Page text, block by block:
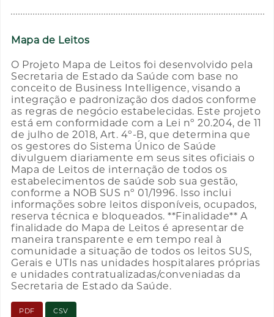
Mapa de Leitos
O Projeto Mapa de Leitos foi desenvolvido pela
Secretaria de Estado da Saúde com base no
conceito de Business Intelligence, visando a
integração e padronização dos dados conforme
as regras de negócio estabelecidas. Este projeto
está em conformidade com a Lei nº 20.204, de 11
de julho de 2018, Art. 4º-B, que determina que
os gestores do Sistema Único de Saúde
divulguem diariamente em seus sites oficiais o
Mapa de Leitos de internação de todos os
estabelecimentos de saúde sob sua gestão,
conforme a NOB SUS nº 01/1996. Isso inclui
informações sobre leitos disponíveis, ocupados,
reserva técnica e bloqueados. **Finalidade** A
finalidade do Mapa de Leitos é apresentar de
maneira transparente e em tempo real à
comunidade a situação de todos os leitos SUS,
Gerais e UTIs nas unidades hospitalares próprias
e unidades contratualizadas/conveniadas da
Secretaria de Estado da Saúde.
PDF CSV